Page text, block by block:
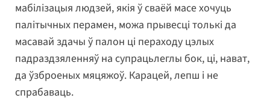
мабілізацыя людзей, якія ў сваёй масе хочуць
палітычных перамен, можа прывесці толькі да
масавай здачы ў палон ці пераходу цэлых
падраздзяленняў на супрацьлеглы бок, ці, нават,
да ўзброеных мяцяжоў. Карацей, лепш і не
спрабаваць.